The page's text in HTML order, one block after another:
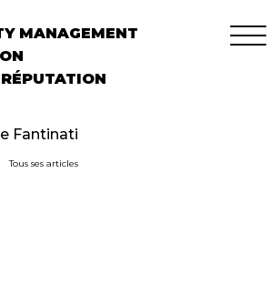
MANAGEMENT
Fantinati
Tous ses articles